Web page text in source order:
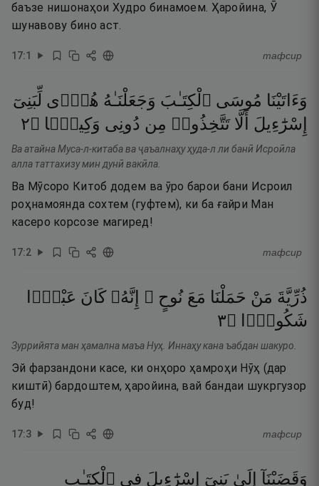
баъзе нишонаҳои Худро бинамоем. Ҳаройина, Ӯ
шунавову бино аст.
17:1 тафсир
وَءَاتَيْنَا مُوسَى ٱلْكِتَـٰبَ وَجَعَلْنَـٰهُ هُدًۭى لِّبَنِىٓ
إِسْرَٰٓءِيلَ
أَلَّا تَتَّخِذُوا۟ مِن دُونِى وَكِيلًۭا ۝٢
Ва атайна Муса-л-китаба ва ҷаъалнаҳу ҳуда-л ли банӣ Исроӣла
алла таттахизу мин дунӣ вакӣла.
Ва Мӯсоро Китоб додем ва ӯро барои бани Исроил
роҳнамоянда сохтем (гуфтем), ки ба ғайри Ман
касеро корсозе магиред!
17:2 тафсир
ذُرِّيَّةَ مَنْ حَمَلْنَا مَعَ نُوحٍ ۚ إِنَّهُۥ كَانَ عَبْدًۭا
شَكُورًۭا
۝٣
Зуррийята ман ҳамална маъа Нуҳ. Иннаҳу кана ъабдан шакуро.
Эй фарзандони касе, ки онҳоро ҳамроҳи Нӯҳ (дар
киштӣ) бардоштем, ҳаройина, вай бандаи шукргузор
буд!
17:3 тафсир
وَقَضَيْنَآ إِلَىٰ بَنِىٓ إِسْرَٰٓءِيلَ فِى ٱلْكِتَـٰبِ